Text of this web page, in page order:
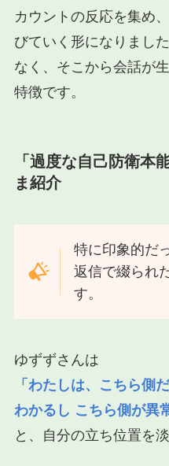
カウントの反応を集め
びていく形になりまし
なく、そこから会話が
特徴です。
「過度な自己防衛本
ま紹介
特に印象的だ
返信で綴られ
す。
ゆずずさんは
「わたしは、こちら側
わかるし こちら側が異
と、自分の立ち位置を